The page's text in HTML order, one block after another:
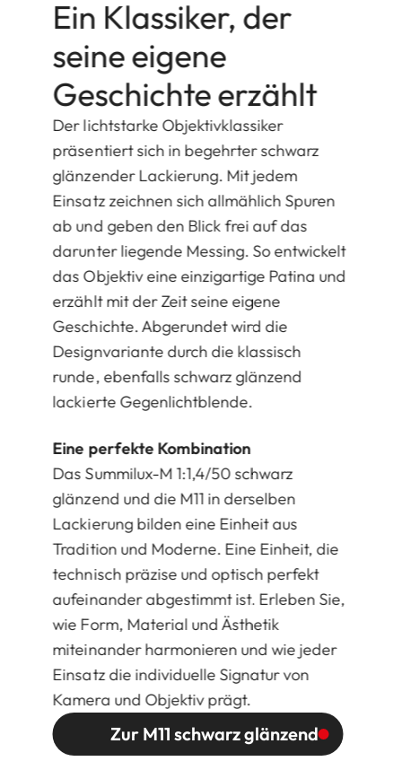
Ein Klassiker, der
seine eigene
Geschichte erzählt
Der lichtstarke Objektivklassiker
präsentiert sich in begehrter schwarz
glänzender Lackierung. Mit jedem
Einsatz zeichnen sich allmählich Spuren
ab und geben den Blick frei auf das
darunter liegende Messing. So entwickelt
das Objektiv eine einzigartige Patina und
erzählt mit der Zeit seine eigene
Geschichte. Abgerundet wird die
Designvariante durch die klassisch
runde, ebenfalls schwarz glänzend
lackierte Gegenlichtblende.
Eine perfekte Kombination
Das Summilux-M 1:1,4/50 schwarz
glänzend und die M11 in derselben
Lackierung bilden eine Einheit aus
Tradition und Moderne. Eine Einheit, die
technisch präzise und optisch perfekt
aufeinander abgestimmt ist. Erleben Sie,
wie Form, Material und Ästhetik
miteinander harmonieren und wie jeder
Einsatz die individuelle Signatur von
Kamera und Objektiv prägt.
Zur M11 schwarz glänzend